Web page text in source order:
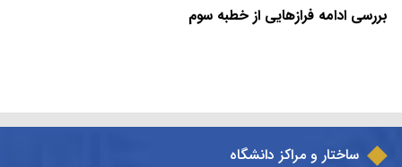
بررسی ادامه فرازهایی از خطبه سوم
ساختار و مراکز دانشگاه